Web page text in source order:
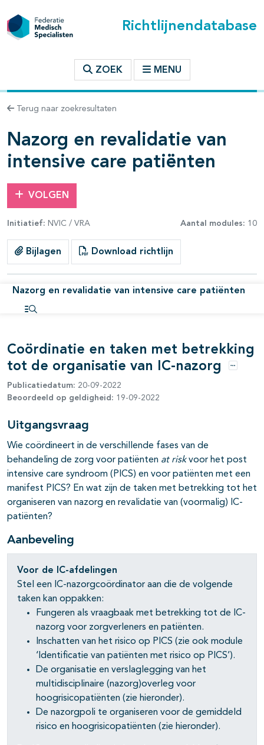
Richtlijnendatabase
ZOEK MENU
Terug naar zoekresultaten
Nazorg en revalidatie van
intensive care patiënten
VOLGEN
Initiatief: NVIC / VRA Aantal modules: 10
Bijlagen Download richtlijn
Nazorg en revalidatie van intensive care patiënten
openklappen
open- en dichtklappen
Coördinatie en taken met betrekking
tot de organisatie van IC-nazorg
Opties
Publicatiedatum: 20-09-2022
Beoordeeld op geldigheid: 19-09-2022
Uitgangsvraag
Wie coördineert in de verschillende fases van de
behandeling de zorg voor patiënten at riskvoor het post
intensive care syndroom (PICS) en voor patiënten met een
manifest PICS? En wat zijn de taken met betrekking tot het
organiseren van nazorg en revalidatie van (voormalig) IC-
patiënten?
Aanbeveling
Voor de IC-afdelingen
Stel een IC-nazorgcoördinator aan die de volgende
taken kan oppakken:
Fungeren als vraagbaak met betrekking tot de IC-
nazorg voor zorgverleners en patiënten.
Inschatten van het risico op PICS (zie ook module
‘Identificatie van patiënten met risico op PICS’).
De organisatie en verslaglegging van het
multidisciplinaire (nazorg)overleg voor
hoogrisicopatiënten (zie hieronder).
De nazorgpoli te organiseren voor de gemiddeld
risico en hoogrisicopatiënten (zie hieronder).